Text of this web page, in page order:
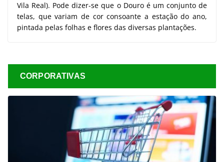
Vila Real). Pode dizer-se que o Douro é um conjunto de
telas, que variam de cor consoante a estação do ano,
pintada pelas folhas e flores das diversas plantações.
CORPORATIVAS